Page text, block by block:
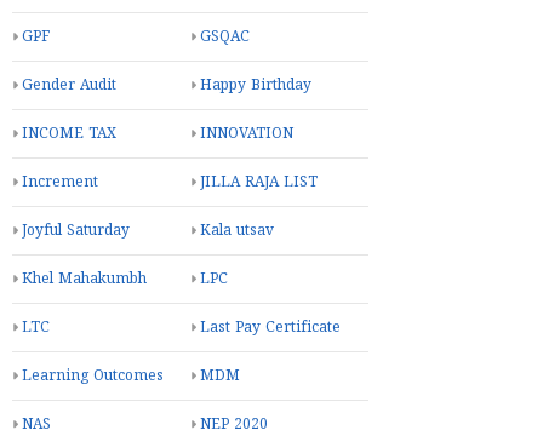
GPF GSQAC
Gender Audit Happy Birthday
INCOME TAX INNOVATION
Increment JILLA RAJA LIST
Joyful Saturday Kala utsav
Khel Mahakumbh LPC
LTC Last Pay Certificate
Learning Outcomes MDM
NAS NEP 2020